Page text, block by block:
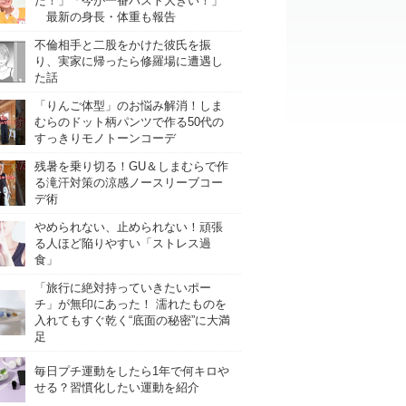
最新の身長・体重も報告
不倫相手と二股をかけた彼氏を振
り、実家に帰ったら修羅場に遭遇し
た話
「りんご体型」のお悩み解消！しま
むらのドット柄パンツで作る50代の
すっきりモノトーンコーデ
残暑を乗り切る！GU＆しまむらで作
る滝汗対策の涼感ノースリーブコー
デ術
やめられない、止められない！頑張
る人ほど陥りやすい「ストレス過
食」
「旅行に絶対持っていきたいポー
チ」が無印にあった！ 濡れたものを
入れてもすぐ乾く“底面の秘密”に大満
足
毎日プチ運動をしたら1年で何キロや
せる？習慣化したい運動を紹介